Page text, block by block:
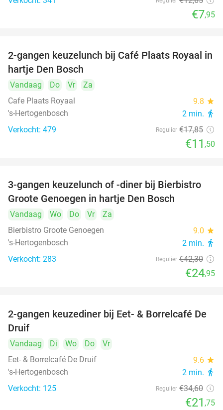
€7,95
36%
2-gangen keuzelunch bij Café Plaats Royaal in
hartje Den Bosch
Vandaag Do Vr
Za
Cafe Plaats Royaal
9.8 star
's-Hertogenbosch 2 min. directions_walk
Verkocht: 479 Regulier €17,85
€11 ,50
41%
3-gangen keuzelunch of -diner bij Bierbistro
Groote Genoegen in hartje Den Bosch
Vandaag Wo Do Vr
Za
Bierbistro Groote Genoegen
9.0 star
's-Hertogenbosch 2 min. directions_walk
Verkocht: 283 Regulier €42,30
€24,95
37%
2-gangen keuzediner bij Eet- & Borrelcafé De
Druif
Vandaag Di Wo Do
Vr
Eet- & Borrelcafé De Druif
9.6 star
's-Hertogenbosch 2 min. directions_walk
Verkocht: 125 Regulier €34,60
€21 ,75